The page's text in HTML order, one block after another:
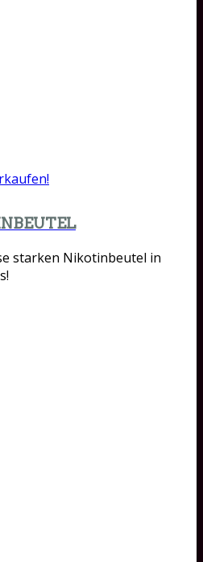
starken Nikotinbeutel in